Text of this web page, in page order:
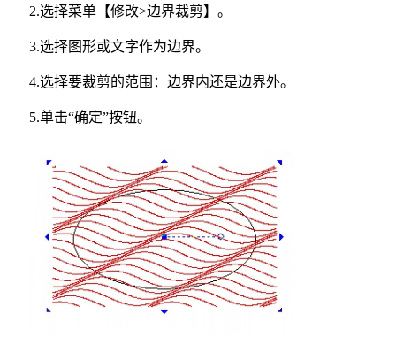
2.选择菜单【修改>边界裁剪】。
3.选择图形或文字作为边界。
4.选择要裁剪的范围：边界内还是边界外。
5.单击“确定”按钮。